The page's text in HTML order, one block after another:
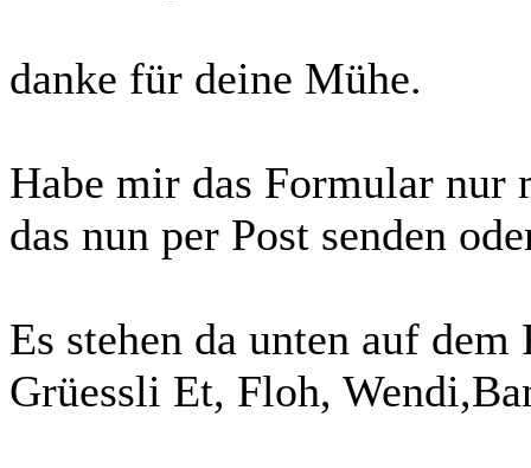
danke für deine Mühe.
Habe mir das Formular nur
das nun per Post senden
Es stehen da unten auf
Grüessli Et, Floh,